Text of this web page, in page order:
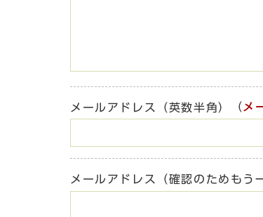
メールアドレス（英数半角） （ メ
メールアドレス（確認のためもう